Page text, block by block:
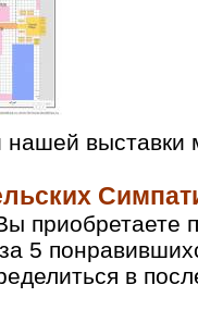
нашей выставки
приобретаете
5
в